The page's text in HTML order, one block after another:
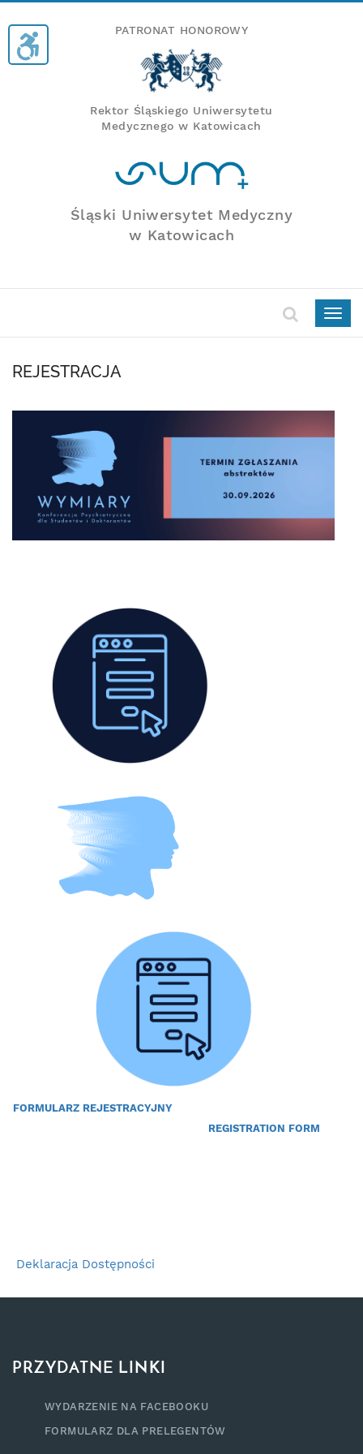
PATRONAT HONOROWY
Rektor Śląskiego Uniwersytetu
Medycznego w Katowicach
Śląski Uniwersytet Medyczny
w Katowicach
REJESTRACJA
FORMULARZ REJESTRACYJNY
REGISTRATION FORM
Deklaracja Dostępności
PRZYDATNE LINKI
WYDARZENIE NA FACEBOOKU
FORMULARZ DLA PRELEGENTÓW